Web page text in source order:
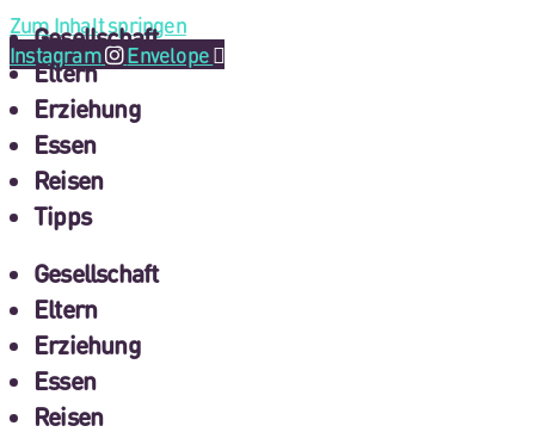
Zum Inhalt springen
Instagram
Envelope
Gesellschaft
Eltern
Erziehung
Essen
Reisen
Tipps
Gesellschaft
Eltern
Erziehung
Essen
Reisen